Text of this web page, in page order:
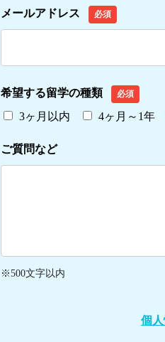
メールアドレス 必須
希望する留学の種類 必須
3ヶ月以内 4ヶ月～1年
ご質問など
※500文字以内
個